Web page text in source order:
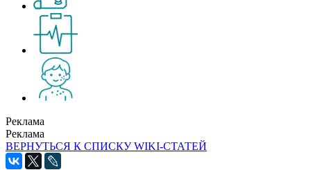
Реклама
Реклама
ВЕРНУТЬСЯ К СПИСКУ WIKI-СТАТЕЙ